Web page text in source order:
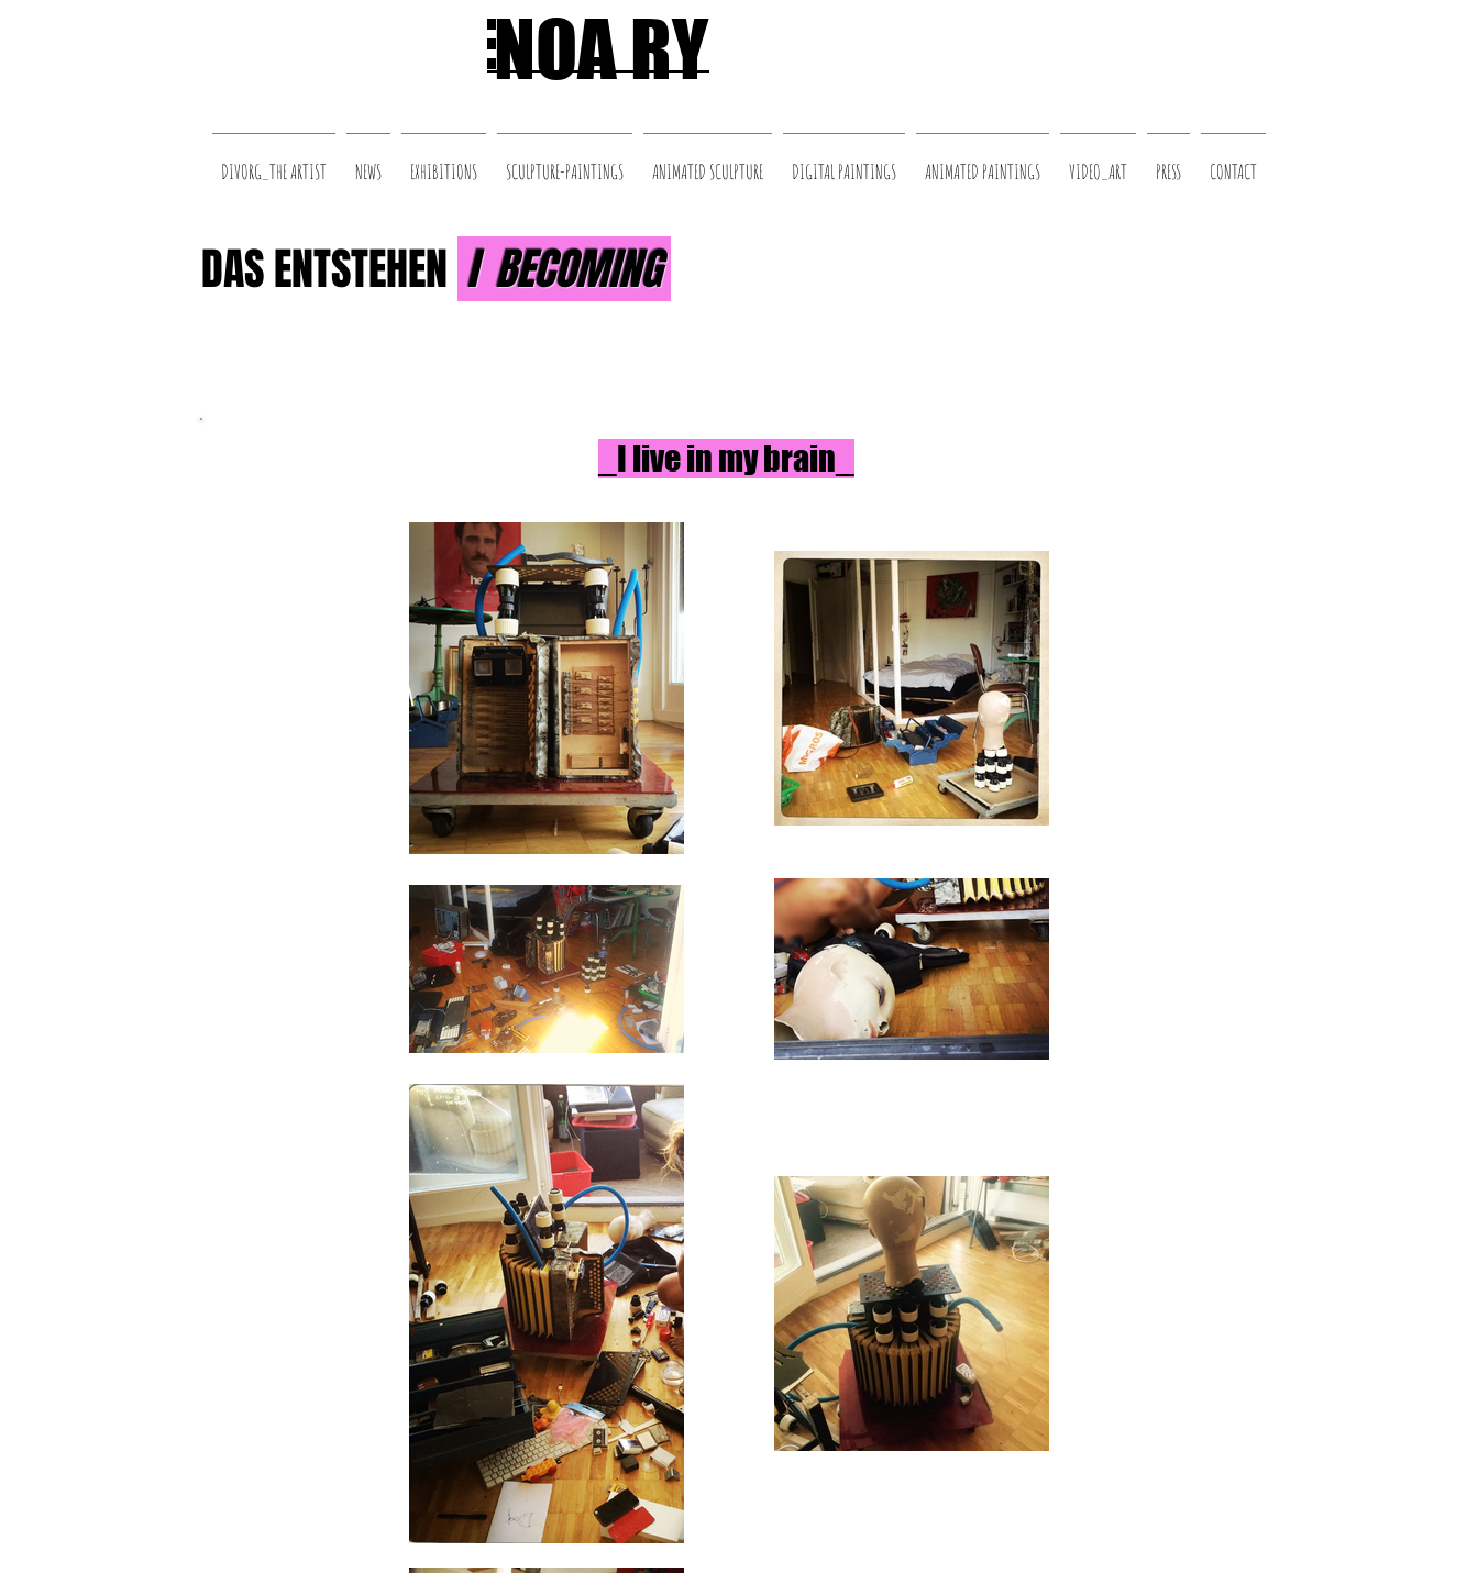
NOA RY
DIVORG_THE ARTIST NEWS EXHIBITIONS SCULPTURE-PAINTINGS ANIMATED SCULPTURE DIGITAL PAINTINGS ANIMATED PAINTINGS VIDEO_ART PRESS CONTACT
DAS ENTSTEHEN /BECOMING
_I live in my brain_